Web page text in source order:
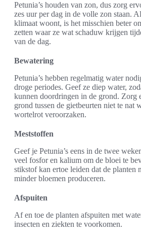
Petunia’s houden van zon, dus zorg
zes uur per dag in de volle zon staan.
klimaat woont, is het misschien beter
zetten waar ze wat schaduw krijgen
van de dag.
Bewatering
Petunia’s hebben regelmatig water
droge periodes. Geef ze diep water,
kunnen doordringen in de grond. Zorg
grond tussen de gietbeurten niet te nat
wortelrot veroorzaken.
Meststoffen
Geef je Petunia’s eens in de twee
veel fosfor en kalium om de bloei te
stikstof kan ertoe leiden dat de planten
minder bloemen produceren.
Afspuiten
Af en toe de planten afspuiten met
insecten en ziekten te voorkomen.